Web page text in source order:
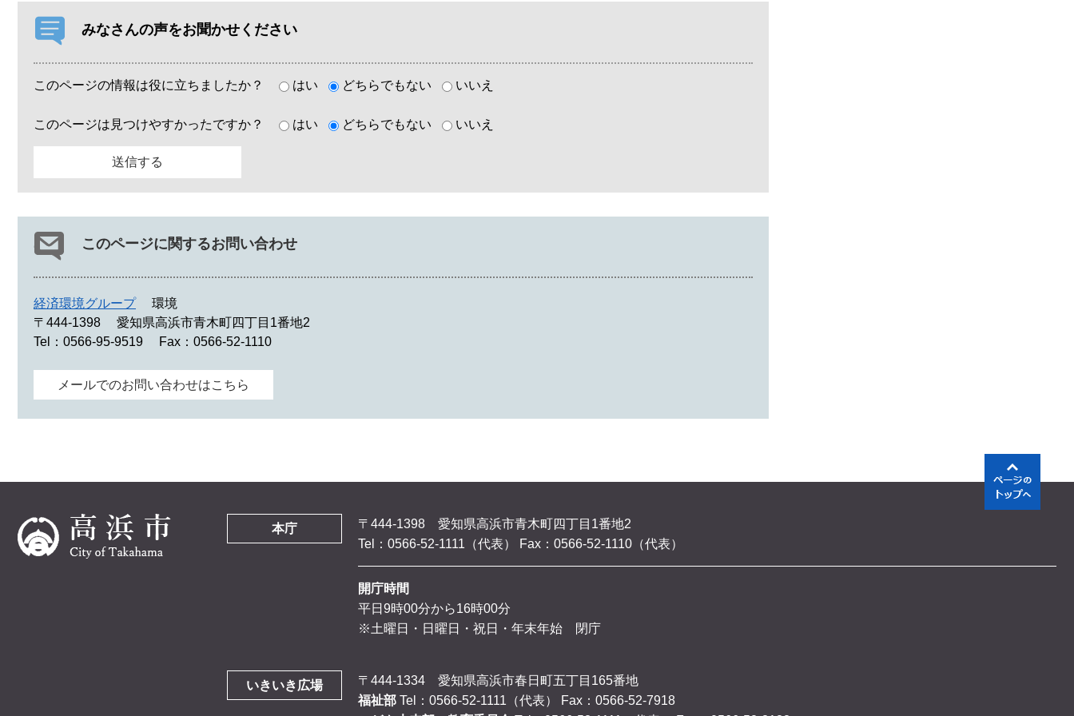
みなさんの声をお聞かせください
このページの情報は役に立ちましたか？ はい どちらでもない いいえ
このページは見つけやすかったですか？ はい どちらでもない いいえ
このページに関するお問い合わせ
経済環境グループ
環境
〒444-1398
愛知県高浜市青木町四丁目1番地2
Tel：0566-95-9519
Fax：0566-52-1110
メールでのお問い合わせはこちら
本庁
〒444-1398 愛知県高浜市青木町四丁目1番地2
Tel：0566-52-1111（代表）
Fax：0566-52-1110（代表）
開庁時間
平日9時00分から16時00分
※土曜日・日曜日・祝日・年末年始 閉庁
いきいき広場
〒444-1334 愛知県高浜市春日町五丁目165番地
福祉部 Tel：0566-52-1111（代表）
Fax：0566-52-7918